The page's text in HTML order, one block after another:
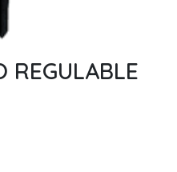
REGULABLE